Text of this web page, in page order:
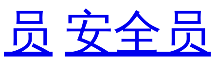
员 安全员